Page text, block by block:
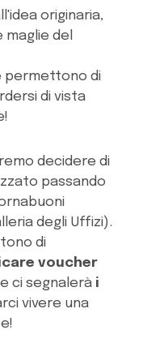
originaria,
maglie del
permettono di
di vista
decidere di
passando
degli Uffizi).
di
voucher
ci segnalerà i
vivere una